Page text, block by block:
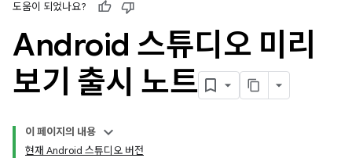
도움이 되었나요?
Android 스튜디오 미리
보기 출시 노트
이 페이지의 내용
현재 Android 스튜디오 버전